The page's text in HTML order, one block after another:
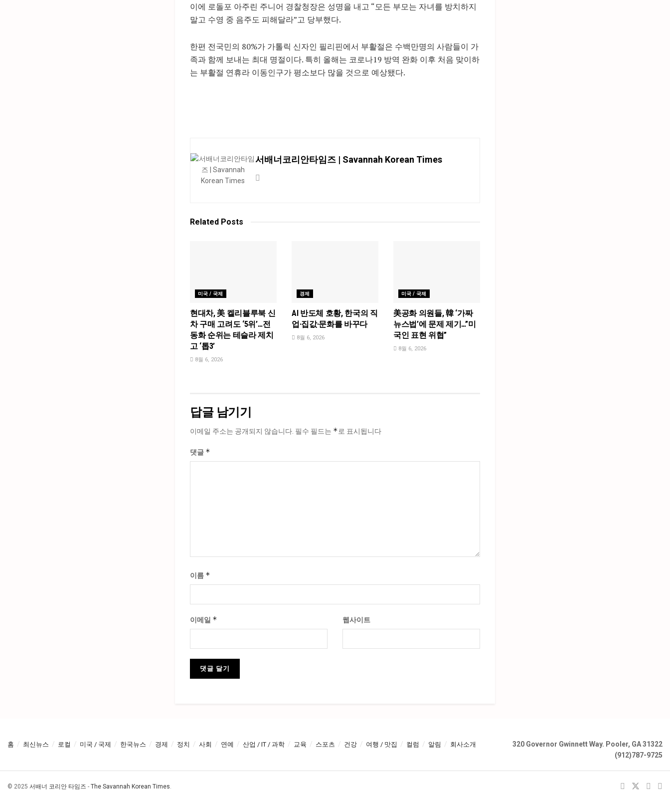
이에 로돌포 아주린 주니어 경찰청장은 성명을 내고 “모든 부모는 자녀를 방치하지
말고 수영 중 음주도 피해달라”고 당부했다.
한편 전국민의 80%가 가톨릭 신자인 필리핀에서 부활절은 수백만명의 사람들이 가
족과 함께 보내는 최대 명절이다. 특히 올해는 코로나19 방역 완화 이후 처음 맞이하
는 부활절 연휴라 이동인구가 평소보다 많을 것으로 예상됐다.
서배너코리안타임즈 | Savannah Korean Times
Related Posts
미국 / 국제
현대차, 美 켈리블루북 신
차 구매 고려도 ‘5위’…전
동화 순위는 테슬라 제치
고 ‘톱3’
8월 6, 2026
경제
AI 반도체 호황, 한국의 직
업·집값·문화를 바꾸다
8월 6, 2026
미국 / 국제
美공화 의원들, 韓 ‘가짜
뉴스법’에 문제 제기…”미
국인 표현 위협”
8월 6, 2026
답글 남기기
이메일 주소는 공개되지 않습니다. 필수 필드는 *로 표시됩니다
댓글 *
이름 *
이메일 * 웹사이트
홈 최신뉴스 로컬 미국 / 국제 한국뉴스 경제 정치 사회 연예 산업 / IT / 과학 교육 스포츠 건강 여행 / 맛집 컬럼 알림 회사소개
320 Governor Gwinnett Way. Pooler, GA 31322
(912)787-9725
© 2025 서배너 코리안 타임즈 - The Savannah Korean Times.